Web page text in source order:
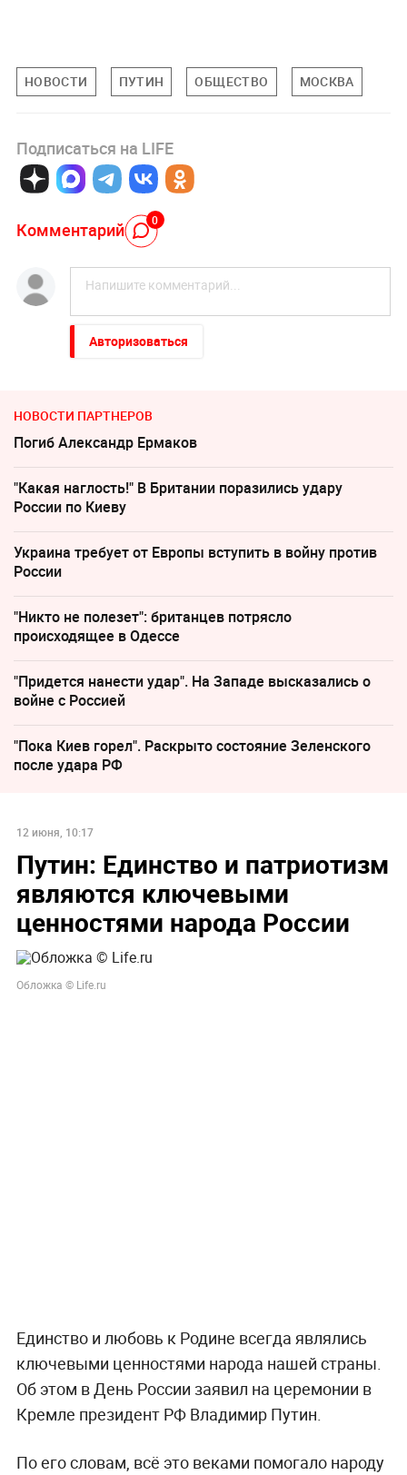
НОВОСТИ ПУТИН ОБЩЕСТВО МОСКВА
Подписаться на LIFE
Комментарий 0
Авторизоваться
НОВОСТИ ПАРТНЕРОВ
Погиб Александр Ермаков
"Какая наглость!" В Британии поразились удару
России по Киеву
Украина требует от Европы вступить в войну против
России
"Никто не полезет": британцев потрясло
происходящее в Одессе
"Придется нанести удар". На Западе высказались о
войне с Россией
"Пока Киев горел". Раскрыто состояние Зеленского
после удара РФ
12 июня, 10:17
Путин: Единство и патриотизм
являются ключевыми
ценностями народа России
Обложка © Life.ru
Единство и любовь к Родине всегда являлись
ключевыми ценностями народа нашей страны.
Об этом в День России заявил на церемонии в
Кремле президент РФ Владимир Путин.
По его словам, всё это веками помогало народу